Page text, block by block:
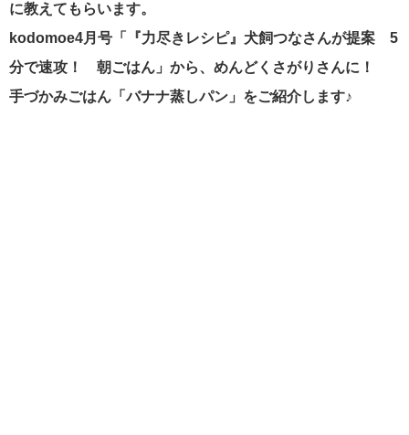
に教えてもらいます。
kodomoe4月号「『力尽きレシピ』犬飼つなさんが提案 5
分で速攻！ 朝ごはん」から、めんどくさがりさんに！
手づかみごはん「バナナ蒸しパン」をご紹介します♪